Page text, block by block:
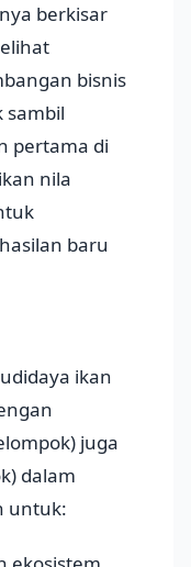
berkisar
bisnis
sambil
pertama di
nila
baru
ikan
juga
dalam
untuk: